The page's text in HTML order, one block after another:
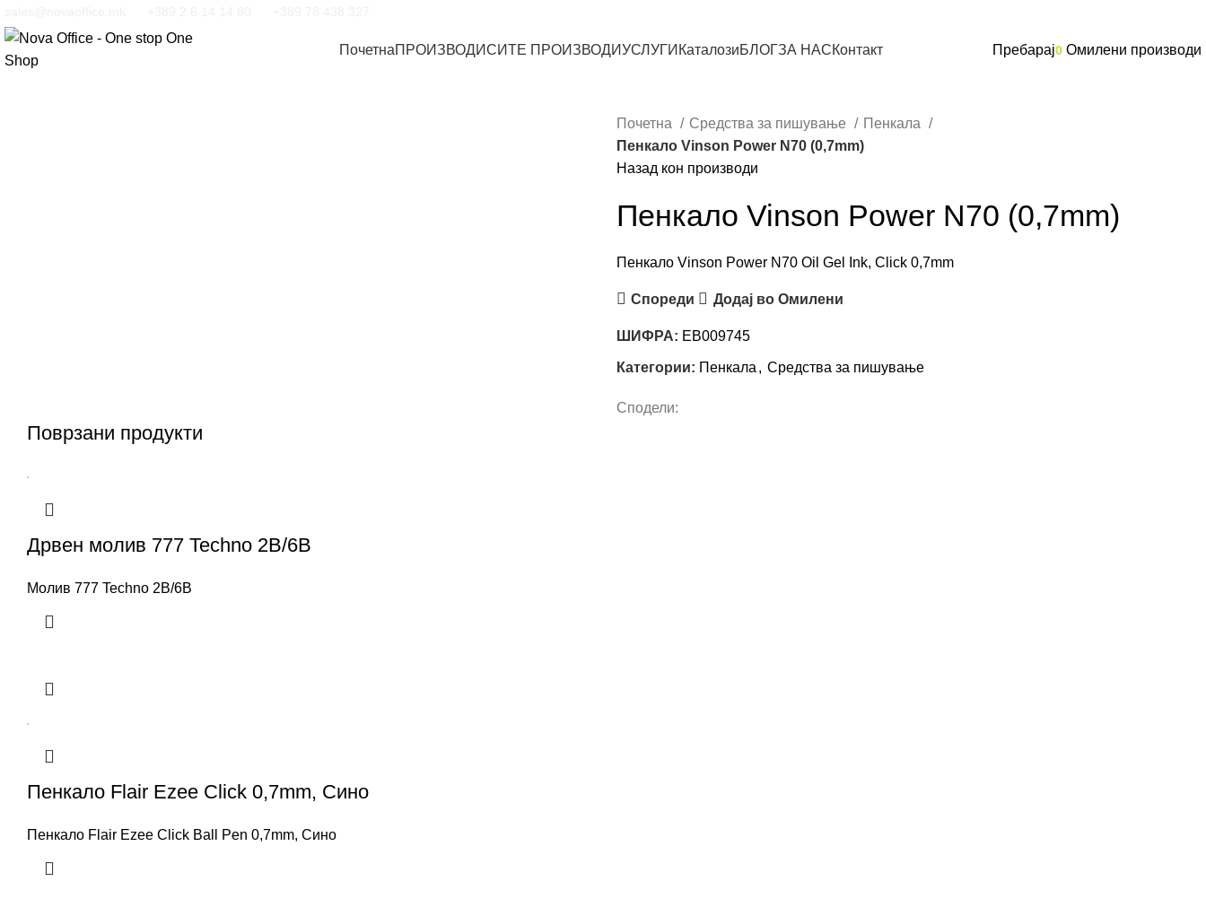
ПочетнаПРОИЗВОДИСИТЕ ПРОИЗВОДИУСЛУГИ КаталозиБЛОГЗА НАСКонтакт Пребарај0 Омилени производи
Почетна Средства за пишување
Пенкала
Пенкало Vinson Power N70 (0,7mm)
Назад кон производи
Пенкало Vinson Power N70 (0,7mm)
Пенкало Vinson Power N70 Oil Gel Ink, Click 0,7mm
Спореди Додај во Омилени
ШИФРА: EB009745
Категории: Пенкала , Средства за пишување
Сподели:
Поврзани продукти
Дрвен молив 777 Techno 2B/6B
Молив 777 Techno 2B/6B
Пенкало Flair Ezee Click 0,7mm, Сино
Пенкало Flair Ezee Click Ball Pen 0,7mm, Сино